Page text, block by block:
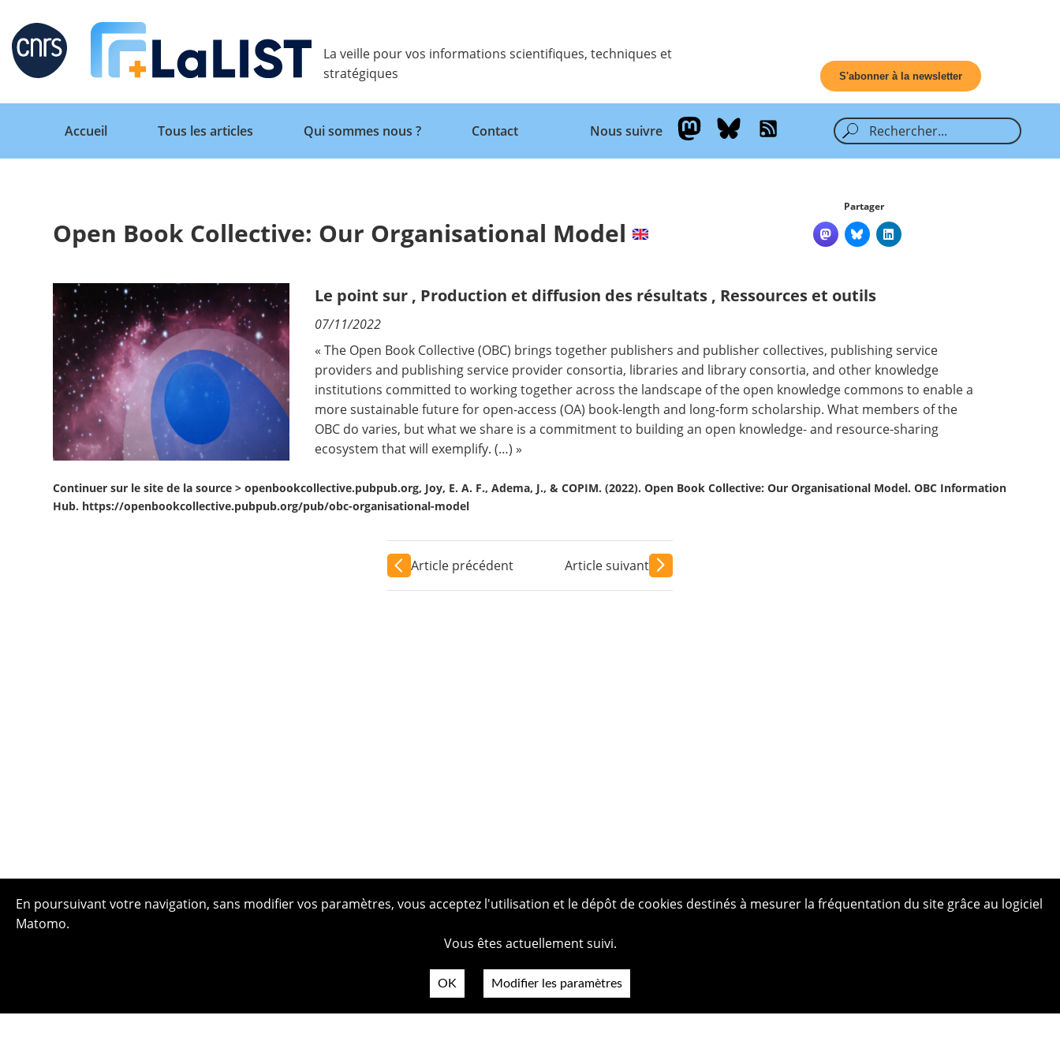
Retour
Accueil
Tous les articles
Qui sommes nous ?
Contact
Nous suivre
La veille pour vos informations scientifiques, techniques et
stratégiques
S'abonner à la newsletter
Retour
Accueil
Tous les articles Qui sommes nous ? Contact Nous suivre
Open Book Collective: Our Organisational Model
Partager
Le point sur , Production et diffusion des résultats , Ressources et outils
07/11/2022
« The Open Book Collective (OBC) brings together publishers and publisher collectives, publishing service
providers and publishing service provider consortia, libraries and library consortia, and other knowledge
institutions committed to working together across the landscape of the open knowledge commons to enable a
more sustainable future for open-access (OA) book-length and long-form scholarship. What members of the
OBC do varies, but what we share is a commitment to building an open knowledge- and resource-sharing
ecosystem that will exemplify. (…) »
Continuer sur le site de la source >openbookcollective.pubpub.org, Joy, E. A. F., Adema, J., & COPIM. (2022). Open Book Collective: Our Organisational Model. OBC Information
Hub. https://openbookcollective.pubpub.org/pub/obc-organisational-model
Article précédent Article suivant
En poursuivant votre navigation, sans modifier vos paramètres, vous acceptez l'utilisation et le dépôt de cookies destinés à mesurer la fréquentation du site grâce au logiciel
Matomo.
Vous êtes actuellement suivi.
OK Modifier les paramètres